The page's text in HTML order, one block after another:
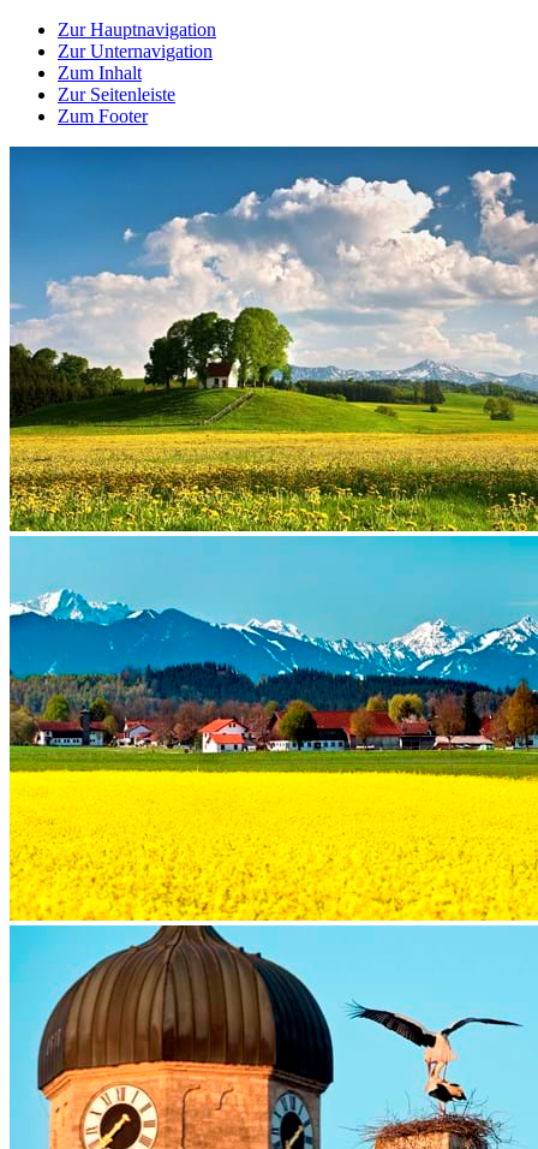
Zur Hauptnavigation
Zur Unternavigation
Zum Inhalt
Zur Seitenleiste
Zum Footer